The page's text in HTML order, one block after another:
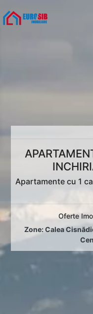
Apartamente cu 1
Oferte
Zone:Calea